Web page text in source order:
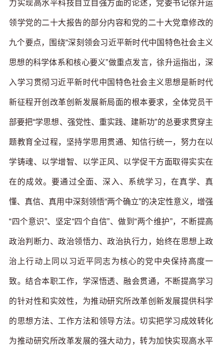
力实现高水平科技自立自强方面的论述，党委书记徐升运
领学党的二十大报告的部分内容和党的二十大党章修改的
九个要点，围绕“深刻领会习近平新时代中国特色社会主义
思想的科学体系和核心要义”做重点发言，徐升运指出，深
入学习贯彻习近平新时代中国特色社会主义思想是新时代
新征程开创改革创新发展新局面的根本要求，全体党员干
部要把“学思想、强党性、重实践、建新功”的总要求贯穿主
题教育全过程，坚持学思用贯通、知信行统一，努力在以
学铸魂、以学增智、以学正风、以学促干方面取得实实在
在的成效。要通过全面、深入、系统学习，在真学、真
懂、真信、真用中深刻领悟“两个确立”的决定性意义，增强
“四个意识”、坚定“四个自信”、做到“两个维护”，不断提高
政治判断力、政治领悟力、政治执行力，始终在思想上政
治上行动上同以习近平同志为核心的党中央保持高度一
致。结合本职工作，学深悟透、融会贯通，不断提高学习
的针对性和实效性，为推动研究所改革创新发展提供科学
的思想方法、工作方法和领导方法。切实把学习成效转化
为推动研究所改革发展的强大动力，转为加快实现高水平